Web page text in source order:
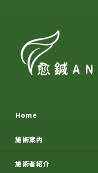
Home
施術案内
施術者紹介